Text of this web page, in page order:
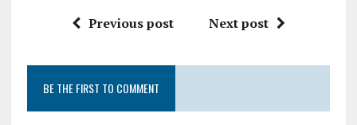
Previous post Next post
BE THE FIRST TO COMMENT